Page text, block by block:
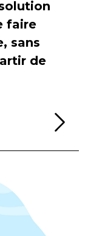
faire
sans
de